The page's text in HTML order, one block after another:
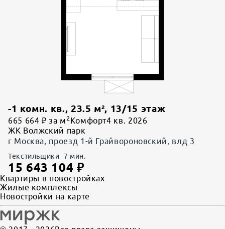
-1 комн. кв., 23.5 м², 13/15 этаж
665 664 ₽ за м 2 Комфорт4 кв. 2026
ЖК Волжский парк
г Москва, проезд 1-й Грайвороновский, влд 3
Текстильщики 7 мин.
15 643 104 ₽
Квартиры в новостройках
Жилые комплексы
Новостройки на карте